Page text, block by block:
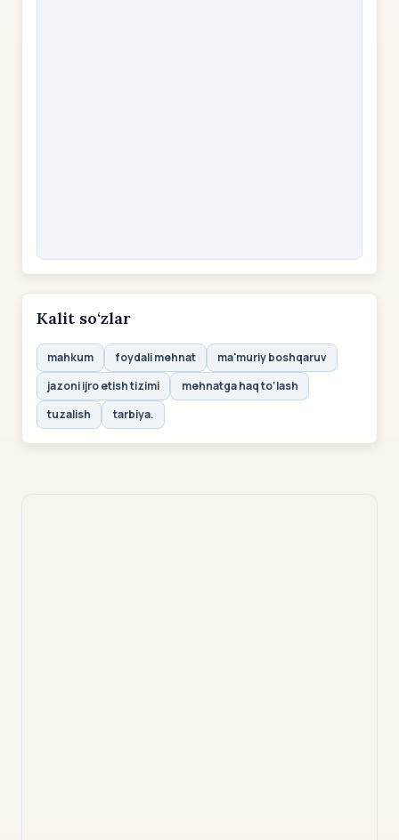
Kalit so‘zlar
mahkum foydali mehnat
ma'muriy boshqaruv
jazoni ijro etish tizimi
mehnatga haq to‘lash
tuzalish
tarbiya.